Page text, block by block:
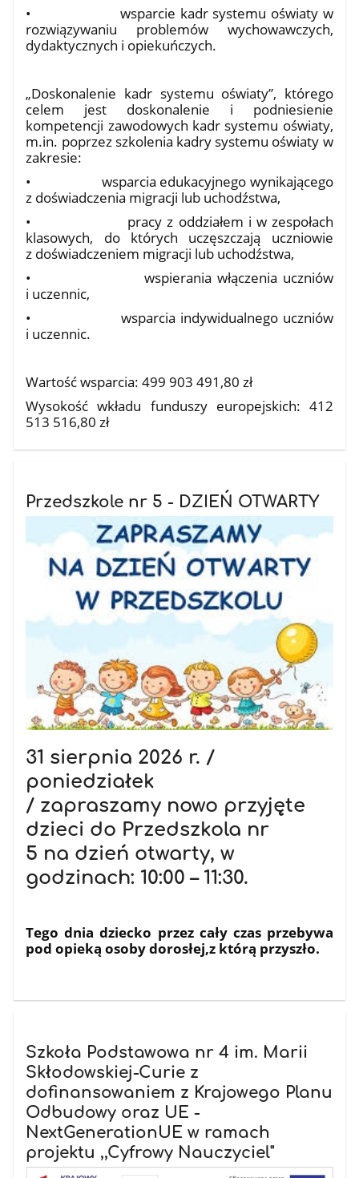
•
wsparcie kadr systemu oświaty w
rozwiązywaniu problemów wychowawczych,
dydaktycznych i opiekuńczych.
„Doskonalenie kadr systemu oświaty”, którego
celem jest doskonalenie i podniesienie
kompetencji zawodowych kadr systemu oświaty,
m.in. poprzez szkolenia kadry systemu oświaty w
zakresie:
•
wsparcia edukacyjnego wynikającego
z doświadczenia migracji lub uchodźstwa,
•
pracy z oddziałem i w zespołach
klasowych, do których uczęszczają uczniowie
z doświadczeniem migracji lub uchodźstwa,
•
wspierania włączenia uczniów
i uczennic,
•
wsparcia indywidualnego uczniów
i uczennic.
Wartość wsparcia: 499 903 491,80 zł
Wysokość wkładu funduszy europejskich: 412
513 516,80 zł
Przedszkole nr 5 - DZIEŃ OTWARTY
31 sierpnia 2026 r. /
poniedziałek
/ zapraszamy nowo przyjęte
dzieci do Przedszkola nr
5 na dzień otwarty, w
godzinach: 10:00 – 11:30.
Tego dnia dziecko przez cały czas przebywa
pod opieką osoby dorosłej,z którą przyszło.
Szkoła Podstawowa nr 4 im. Marii
Skłodowskiej-Curie z
dofinansowaniem z Krajowego Planu
Odbudowy oraz UE -
NextGenerationUE w ramach
projektu ,,Cyfrowy Nauczyciel"